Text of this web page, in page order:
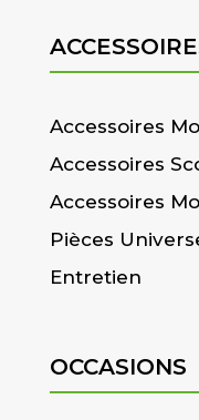
Accessoires
Accessoires
Accessoires
Pièces
Entretien
OCCASIONS